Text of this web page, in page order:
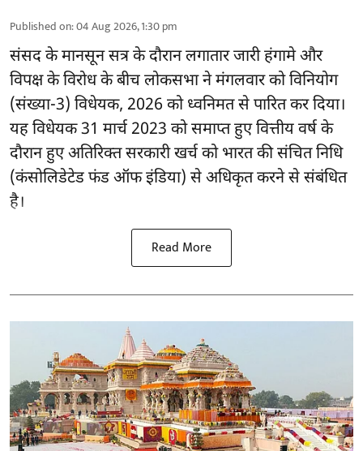
Published on:04 Aug 2026, 1:30 pm
संसद के मानसून सत्र के दौरान लगातार जारी हंगामे और
विपक्ष के विरोध के बीच लोकसभा ने मंगलवार को विनियोग
(संख्या-3) विधेयक, 2026 को ध्वनिमत से पारित कर दिया।
यह विधेयक 31 मार्च 2023 को समाप्त हुए वित्तीय वर्ष के
दौरान हुए अतिरिक्त सरकारी खर्च को भारत की संचित निधि
(कंसोलिडेटेड फंड ऑफ इंडिया) से अधिकृत करने से संबंधित
है।
Read More